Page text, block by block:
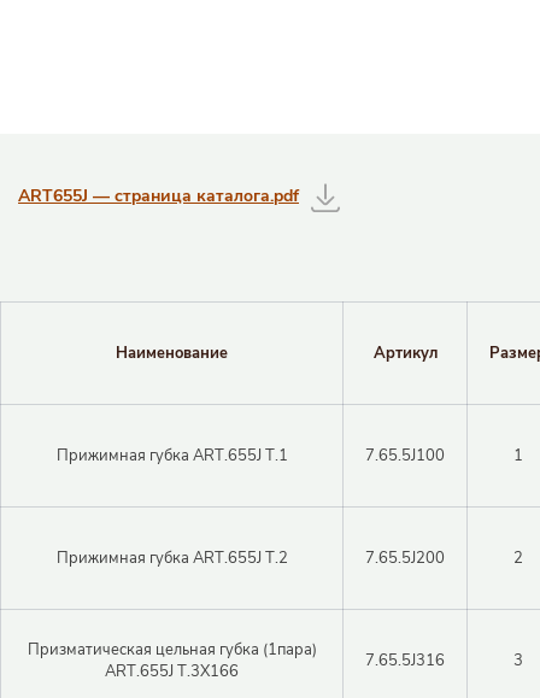
Таблицы с информацией о товаре
ART655J — страница каталога.pdf
Наименование Артикул
Прижимная губка ART.655J T.1 7.65.5J100 1
Прижимная губка ART.655J T.2 7.65.5J200 2
Призматическая цельная губка (1пара)
ART.655J T.3X166
7.65.5J316 3
Закрыть
Авторизация
Логин